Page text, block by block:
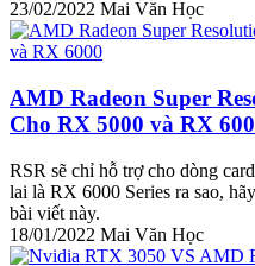
23/02/2022 Mai Văn Học
AMD Radeon Super
Cho RX 5000 và RX
RSR sẽ chỉ hỗ trợ cho dòng
lai là RX 6000 Series ra sao,
bài viết này.
18/01/2022 Mai Văn Học